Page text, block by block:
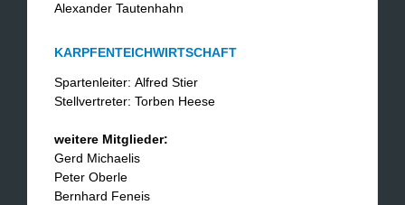
Alexander Tautenhahn
KARPFENTEICHWIRTSCHAFT
Spartenleiter: Alfred Stier
Stellvertreter: Torben Heese
weitere Mitglieder:
Gerd Michaelis
Peter Oberle
Bernhard Feneis